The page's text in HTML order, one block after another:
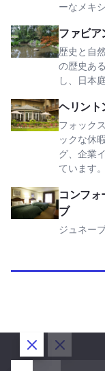
ーなメキ
ファビア
歴史と自
の歴史あ
し、日本
ファビアン日本庭
ヘリント
フォック
ックな休
グ、企業
ています。
ヘリントン・イン
コンフォ
ブ
ジュネー
コンフォート・イ
ダイアロ
ダイアログを
ダイアログを